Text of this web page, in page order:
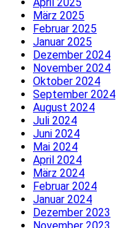
März 2025
Februar 2025
Januar 2025
Dezember 2024
November 2024
Oktober 2024
September 2024
August 2024
Juli 2024
Juni 2024
Mai 2024
April 2024
März 2024
Februar 2024
Januar 2024
Dezember 2023